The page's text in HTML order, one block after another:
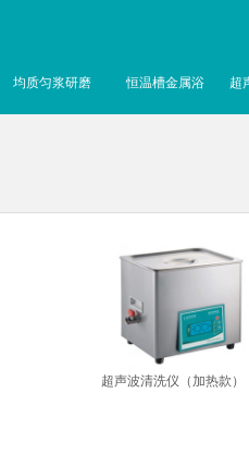
均质匀浆研磨 恒温槽金属浴 超
超声波清洗仪（加热款）